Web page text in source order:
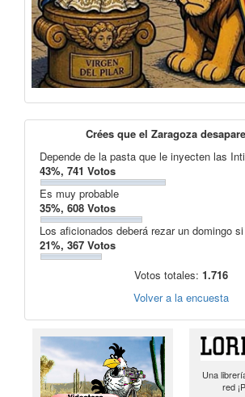
Crées que el Zaragoza
Depende de la pasta que le inyecten las
43%, 741 Votos
Es muy probable
35%, 608 Votos
Los aficionados deberá rezar un domingo
21%, 367 Votos
Votos totales: 1.716
Volver a la encuesta
Una
red